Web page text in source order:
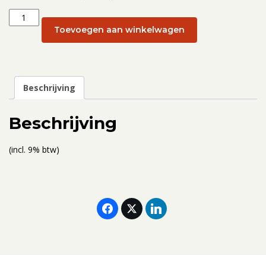
Individuele
retraite
januari
2025
Toevoegen aan winkelwagen
Beschrijving
Beschrijving
(incl. 9% btw)